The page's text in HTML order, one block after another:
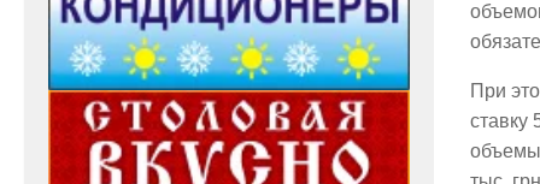
При
ставку
объемы